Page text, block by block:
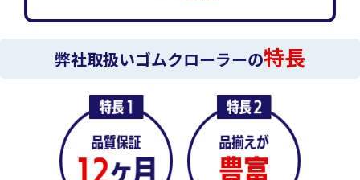
弊社取扱いゴムクローラーの特長